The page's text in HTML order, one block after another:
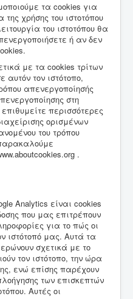
τα cookies για
χρήσης του ιστοτόπου
του ιστοτόπου θα
ή αν δεν
με τα cookies τρίτων
αυτόν τον ιστότοπο,
απενεργοποίησής
στη
περισσότερες
ορισμένων
του τρόπου
.
Analytics είναι cookies
που μας επιτρέπουν
για το πώς οι
ιστότοπό μας. Αυτά τα
σχετικά με το
τον ιστότοπο, την ώρα
ενώ επίσης παρέχουν
των επισκεπτών
Αυτές οι